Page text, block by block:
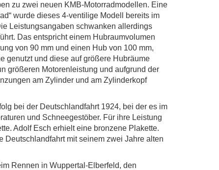
zu zwei neuen KMB-Motorradmodellen. Eine
wurde dieses 4-ventilige Modell bereits im
Leistungsangaben schwanken allerdings
Das entspricht einem Hubraumvolumen
von 90 mm und einen Hub von 100 mm,
genutzt und diese auf größere Hubräume
größeren Motorenleistung und aufgrund der
am Zylinder und am Zylinderkopf
bei der Deutschlandfahrt 1924, bei der es im
und Schneegestöber. Für ihre Leistung
Adolf Esch erhielt eine bronzene Plakette.
Deutschlandfahrt mit seinem zwei Jahre alten
Rennen in Wuppertal-Elberfeld, den